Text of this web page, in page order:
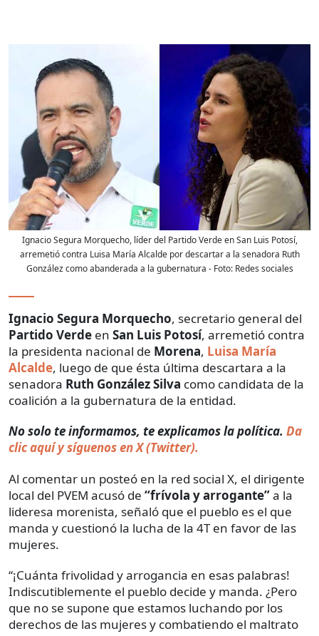
Ignacio Segura Morquecho, líder del Partido Verde en San Luis Potosí,
arremetió contra Luisa María Alcalde por descartar a la senadora Ruth
González como abanderada a la gubernatura - Foto: Redes sociales
Ignacio Segura Morquecho, secretario general del
Partido Verde en San Luis Potosí, arremetió contra
la presidenta nacional de Morena, Luisa María
Alcalde, luego de que ésta última descartara a la
senadora Ruth González Silva como candidata de la
coalición a la gubernatura de la entidad.
No solo te informamos, te explicamos la política. Da
clic aquí y síguenos en X (Twitter).
Al comentar un posteó en la red social X, el dirigente
local del PVEM acusó de “frívola y arrogante”a la
lideresa morenista, señaló que el pueblo es el que
manda y cuestionó la lucha de la 4T en favor de las
mujeres.
“¡Cuánta frivolidad y arrogancia en esas palabras!
Indiscutiblemente el pueblo decide y manda. ¿Pero
que no se supone que estamos luchando por los
derechos de las mujeres y combatiendo el maltrato